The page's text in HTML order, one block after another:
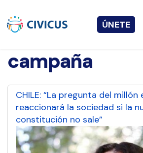
ÚNETE
campaña
CHILE: “La pregunta del millón
reaccionará la sociedad si la
constitución no sale”